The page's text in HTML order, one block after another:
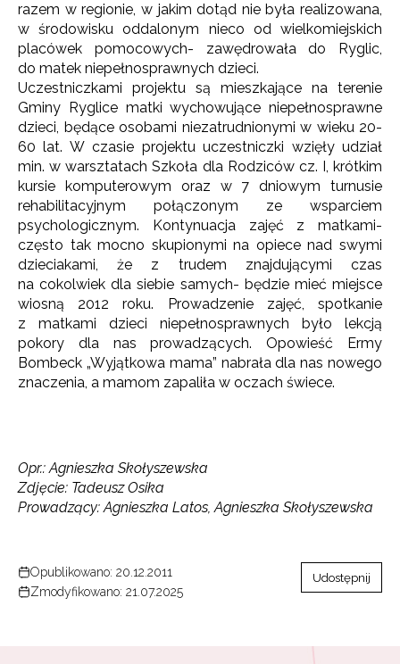
razem w regionie, w jakim dotąd nie była realizowana,
w środowisku oddalonym nieco od wielkomiejskich
placówek pomocowych- zawędrowała do Ryglic,
do matek niepełnosprawnych dzieci.
Uczestniczkami projektu są mieszkające na terenie
Gminy Ryglice matki wychowujące niepełnosprawne
dzieci, będące osobami niezatrudnionymi w wieku 20-
60 lat. W czasie projektu uczestniczki wzięły udział
min. w warsztatach Szkoła dla Rodziców cz. I, krótkim
kursie komputerowym oraz w 7 dniowym turnusie
rehabilitacyjnym połączonym ze wsparciem
psychologicznym. Kontynuacja zajęć z matkami-
często tak mocno skupionymi na opiece nad swymi
dzieciakami, że z trudem znajdującymi czas
na cokolwiek dla siebie samych- będzie mieć miejsce
wiosną 2012 roku. Prowadzenie zajęć, spotkanie
z matkami dzieci niepełnosprawnych było lekcją
pokory dla nas prowadzących. Opowieść Ermy
Bombeck „Wyjątkowa mama” nabrała dla nas nowego
znaczenia, a mamom zapaliła w oczach świece.
Opr.: Agnieszka Skołyszewska
Zdjęcie: Tadeusz Osika
Prowadzący: Agnieszka Latos, Agnieszka Skołyszewska
Opublikowano: 20.12.2011
Zmodyfikowano: 21.07.2025
Udostępnij